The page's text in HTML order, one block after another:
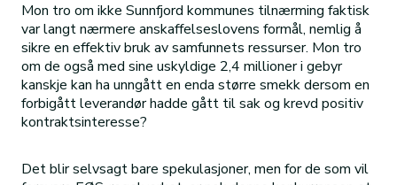
Mon tro om ikke Sunnfjord kommunes tilnærming faktisk
var langt nærmere anskaffelseslovens formål, nemlig å
sikre en effektiv bruk av samfunnets ressurser. Mon tro
om de også med sine uskyldige 2,4 millioner i gebyr
kanskje kan ha unngått en enda større smekk dersom en
forbigått leverandør hadde gått til sak og krevd positiv
kontraktsinteresse?
Det blir selvsagt bare spekulasjoner, men for de som vil